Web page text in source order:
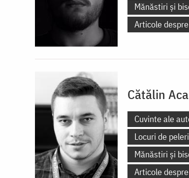
Mănăstiri și
Articole
Cătălin
Cuvinte ale
Locuri de
Mănăstiri și
Articole